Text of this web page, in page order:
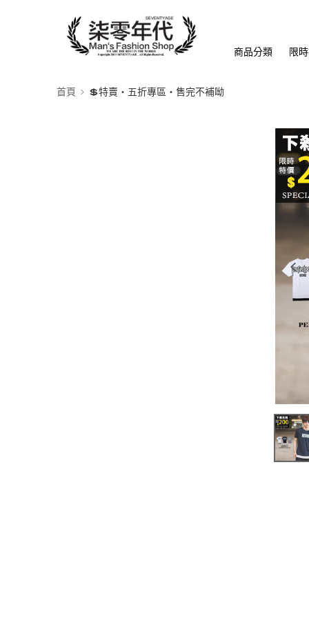
商品分類 限
首頁 💲特賣‧五折專區‧售完不補呦